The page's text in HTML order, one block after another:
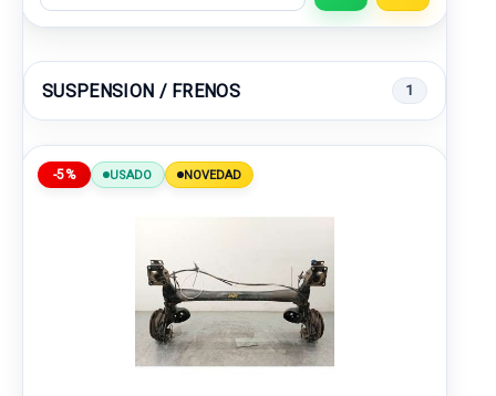
SUSPENSION / FRENOS 1
-5% USADO NOVEDAD